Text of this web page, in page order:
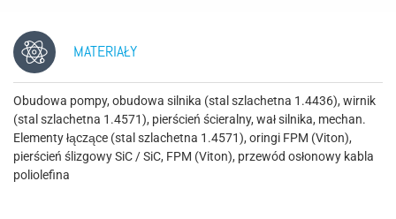
MATERIAŁY
Obudowa pompy, obudowa silnika (stal szlachetna 1.4436), wirnik
(stal szlachetna 1.4571), pierścień ścieralny, wał silnika, mechan.
Elementy łączące (stal szlachetna 1.4571), oringi FPM (Viton),
pierścień ślizgowy SiC / SiC, FPM (Viton), przewód osłonowy kabla
poliolefina